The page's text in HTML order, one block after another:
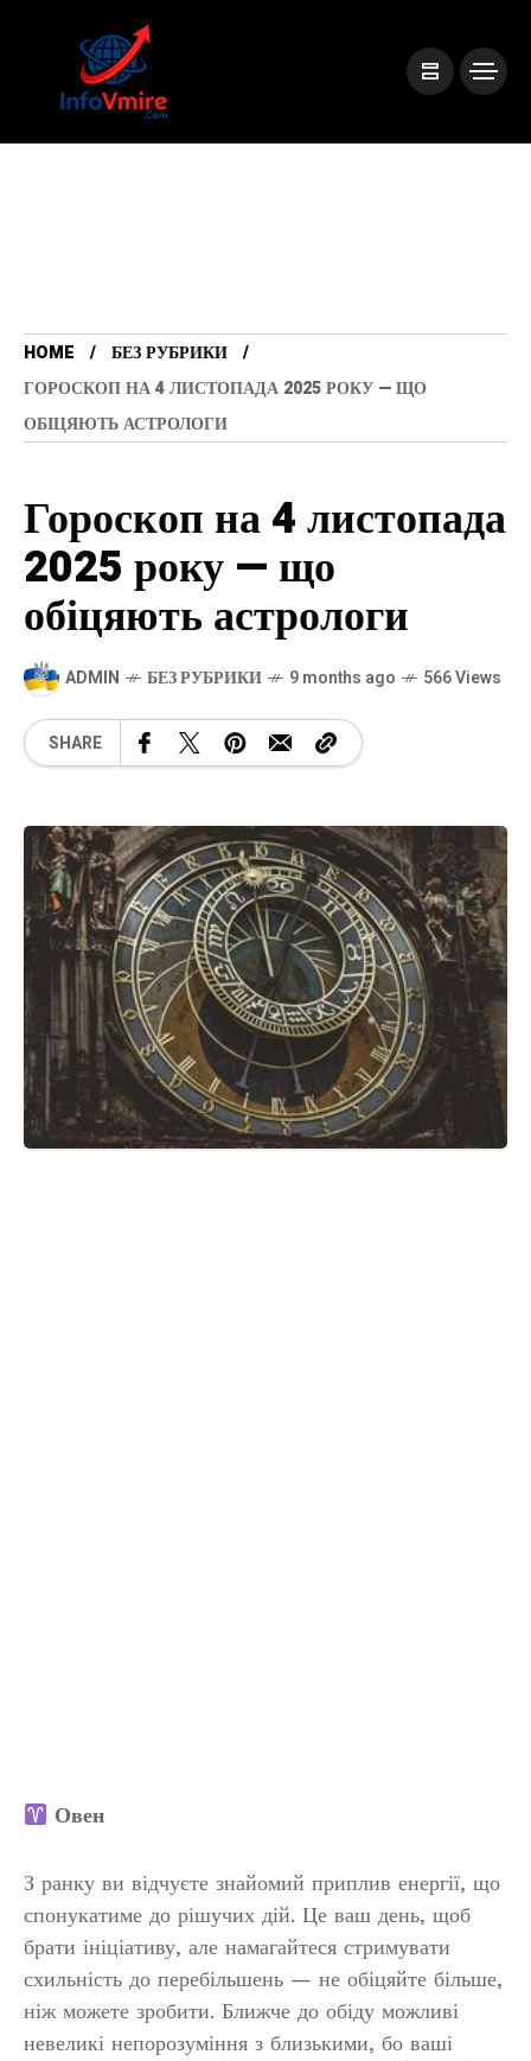
HOME
БЕЗ РУБРИКИ
ГОРОСКОП НА 4 ЛИСТОПАДА 2025 РОКУ — ЩО
ОБІЦЯЮТЬ АСТРОЛОГИ
Гороскоп на 4 листопада
2025 року — що
обіцяють астрологи
ADMIN БЕЗ РУБРИКИ 9 months ago 566 Views
SHARE
Овен
З ранку ви відчуєте знайомий приплив енергії, що
спонукатиме до рішучих дій. Це ваш день, щоб
брати ініціативу, але намагайтеся стримувати
схильність до перебільшень — не обіцяйте більше,
ніж можете зробити. Ближче до обіду можливі
невеликі непорозуміння з близькими, бо ваші